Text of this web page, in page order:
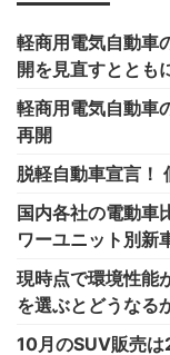
軽商用電気自動車
開を見直すととも
軽商用電気自動車
再開
脱軽自動車宣言！
国内各社の電動車
ワーユニット別新
現時点で環境性能
を選ぶとどうなる
10月のSUV販売